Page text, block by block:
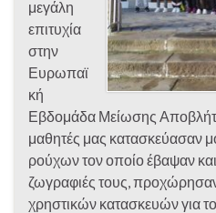
μεγάλη
επιτυχία
στην
Ευρωπαϊ
κή
Εβδομάδα Μείωσης
μαθητές μας κατασκεύασαν
ρούχων τον οποίο έβαψαν και
ζωγραφιές τους,
χρηστικών κατασκευών για